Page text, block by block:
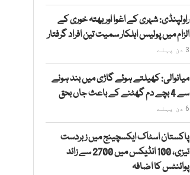
راولپنڈی: شہری کے اغوا اور بھتہ خوری کے
الزام میں پولیس اہلکار سمیت تین افراد گرفتار
3 دن پہلے
میانوالی: کھیلتے ہوئے گاڑی میں بند ہونے
سے 4 بچے دم گھٹنے کے باعث جاں بحق
6 دن پہلے
پاکستان اسٹاک ایکسچینج میں زبردست
تیزی، 100 انڈیکس میں 2700 سے زائد
پوائنٹس کا اضافہ